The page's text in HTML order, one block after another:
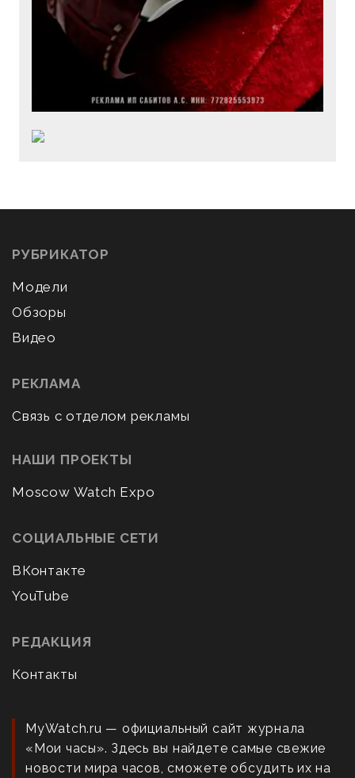
РУБРИКАТОР
Модели
Обзоры
Видео
РЕКЛАМА
Связь с отделом рекламы
НАШИ ПРОЕКТЫ
Moscow Watch Expo
СОЦИАЛЬНЫЕ СЕТИ
ВКонтакте
YouTube
РЕДАКЦИЯ
Контакты
MyWatch.ru — официальный сайт журнала
«Мои часы». Здесь вы найдете самые свежие
новости мира часов, сможете обсудить их на